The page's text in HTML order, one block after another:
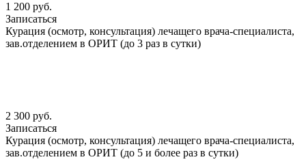
1 200 руб.
Записаться
Курация (осмотр, консультация) лечащего врача-специалиста,
зав.отделением в ОРИТ (до 3 раз в сутки)
2 300 руб.
Записаться
Курация (осмотр, консультация) лечащего врача-специалиста,
зав.отделением в ОРИТ (до 5 и более раз в сутки)